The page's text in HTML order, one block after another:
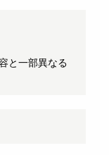
と一部異なる